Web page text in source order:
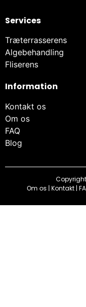
Services
Træterrasserens
Algebehandling
Fliserens
Information
Kontakt os
Om os
FAQ
Blog
Om os | Kontakt|